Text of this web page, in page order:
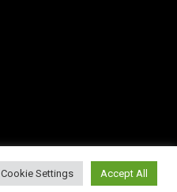
Cookie Settings Accept All